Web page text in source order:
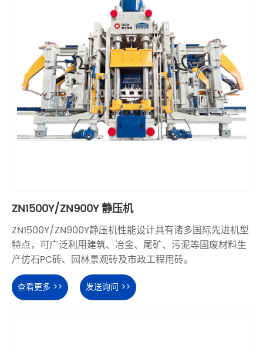
ZN1500Y/ZN900Y 静压机
ZN1500Y/ZN900Y静压机性能设计具有诸多国际先进机型
特点，可广泛利用建筑、冶金、尾矿、污泥等固废材料生
产仿石PC砖、园林景观砖及市政工程用砖。
查看更多 >> 发送询问 >>